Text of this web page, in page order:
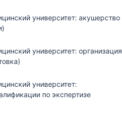
университет: акушерство
университет: организация
университет:
по экспертизе